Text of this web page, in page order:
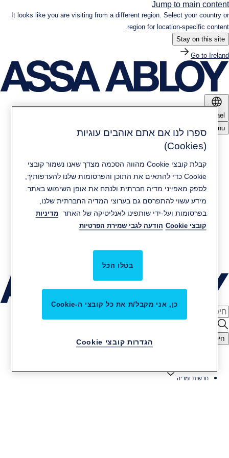
Jump to main content
It looks like you are visiting from a different region. Select your country or
region for location-specific content.
Stay on this site
Go to Ireland
Israel
Menu
מוצרים ופתרונות
חדשות ומדיה
קיימות
יצירת קשר
קריירה באסא אבלוי
חיפוש
חדשות ומדיה
ספרו לנו אם אתם אוהבים עוגיות
(Cookies)
קבלת קובצי Cookie מהווה הסכמה מצדך שאנו נשמור קובצי
Cookie כדי להתאים את התוכן והפרסומות שלנו להעדפותיך,
לספק מאפייני מדיה חברתית ולנתח את אופן השימוש באתר.
מידע עשוי להתפרסם גם בערוצי המדיה החברתית שלנו,
בפרסומות ועל-ידי שותפינו לאנליטיקה של האתר
מדיניות
קובצי Cookie
הודעה לגבי שמירת הפרטיות
בטלו הכל
כן, אני מקבל/ת את כל קובצי ה-Cookie
הגדרות קובצי Cookie